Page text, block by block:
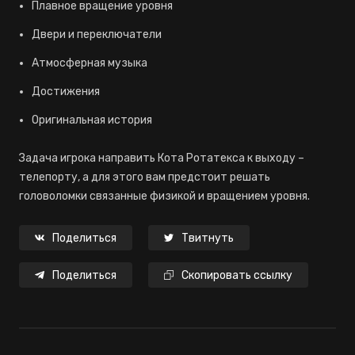
Плавное вращение уровня
Двери и переключатели
Атмосферная музыка
Достижения
Оригинальная история
Задача игрока направить Кота Ротатекса к выходу –
телепорту, а для этого вам предстоит решать
головоломки связанные физикой и вращением уровня.
Поделиться Твитнуть
Поделиться Скопировать ссылку